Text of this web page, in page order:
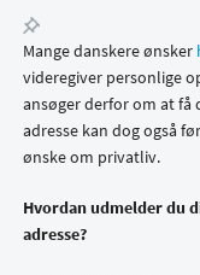
Mange danskere ønsker
videregiver personlige
ansøger derfor om at få
adresse kan dog også
ønske om privatliv.
Hvordan udmelder du
adresse?